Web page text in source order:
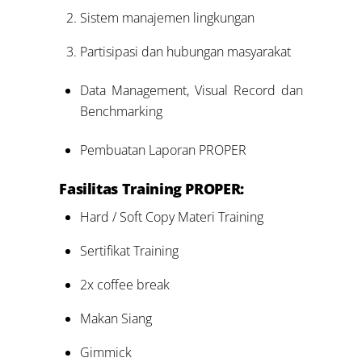
Sistem manajemen lingkungan
Partisipasi dan hubungan masyarakat
Data Management, Visual Record dan
Benchmarking
Pembuatan Laporan PROPER
Fasilitas Training PROPER:
Hard / Soft Copy Materi Training
Sertifikat Training
2x coffee break
Makan Siang
Gimmick